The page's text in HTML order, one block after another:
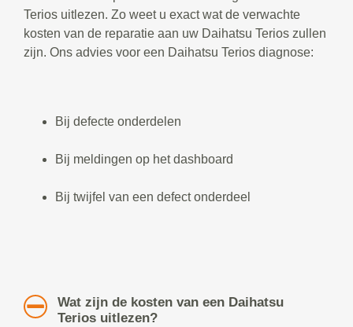
Terios uitlezen. Zo weet u exact wat de verwachte
kosten van de reparatie aan uw Daihatsu Terios zullen
zijn. Ons advies voor een Daihatsu Terios diagnose:
Bij defecte onderdelen
Bij meldingen op het dashboard
Bij twijfel van een defect onderdeel
Wat zijn de kosten van een Daihatsu
Terios uitlezen?